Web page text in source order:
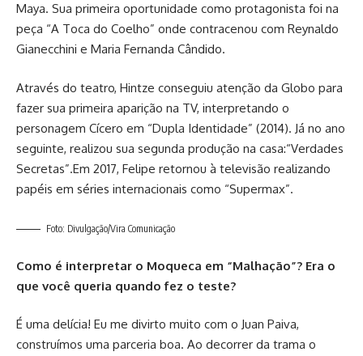
Maya. Sua primeira oportunidade como protagonista foi na
peça “A Toca do Coelho” onde contracenou com Reynaldo
Gianecchini e Maria Fernanda Cândido.
Através do teatro, Hintze conseguiu atenção da Globo para
fazer sua primeira aparição na TV, interpretando o
personagem Cícero em “Dupla Identidade” (2014). Já no ano
seguinte, realizou sua segunda produção na casa:“Verdades
Secretas”.Em 2017, Felipe retornou à televisão realizando
papéis em séries internacionais como “Supermax”.
Foto: Divulgação/Vira Comunicação
Como é interpretar o Moqueca em “Malhação”? Era o
que você queria quando fez o teste?
É uma delícia! Eu me divirto muito com o Juan Paiva,
construímos uma parceria boa. Ao decorrer da trama o